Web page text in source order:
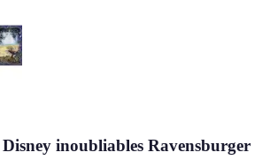
inoubliables Ravensburger